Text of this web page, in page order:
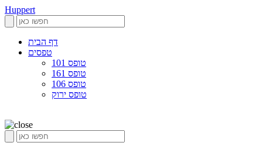
Huppert
דף הבית
טפסים
טופס 101
טופס 161
טופס 106
טופס ירוק